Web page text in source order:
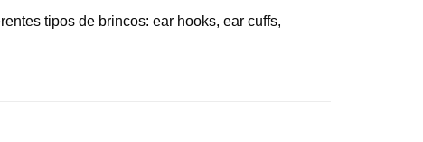
tipos de brincos: ear hooks, ear cuffs,